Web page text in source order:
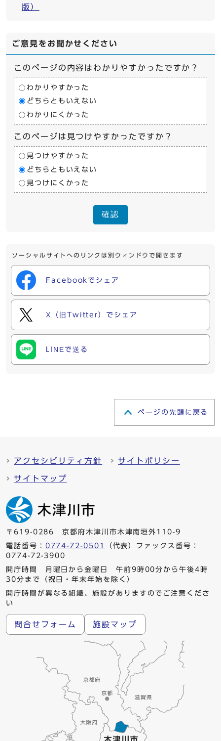
版）
ご意見をお聞かせください
このページの内容はわかりやすかったですか？
わかりやすかった
どちらともいえない
わかりにくかった
このページは見つけやすかったですか？
見つけやすかった
どちらともいえない
見つけにくかった
確認
ソーシャルサイトへのリンクは別ウィンドウで開きます
Facebookでシェア
X（旧Twitter）でシェア
LINEで送る
ページの先頭に戻る
アクセシビリティ方針 サイトポリシー
サイトマップ
〒619-0286 京都府木津川市木津南垣外110-9
電話番号： 0774-72-0501
（代表）ファックス番号：
0774-72-3900
開庁時間 月曜日から金曜日 午前9時00分から午後4時
30分まで（祝日・年末年始を除く）
開庁時間が異なる組織、施設がありますのでご注意くださ
い
問合せフォーム 施設マップ